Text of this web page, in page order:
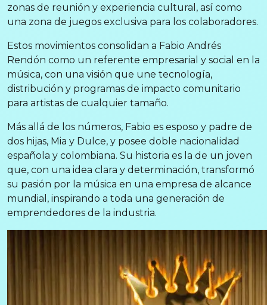
zonas de reunión y experiencia cultural, así como
una zona de juegos exclusiva para los colaboradores.
Estos movimientos consolidan a Fabio Andrés
Rendón como un referente empresarial y social en la
música, con una visión que une tecnología,
distribución y programas de impacto comunitario
para artistas de cualquier tamaño.
Más allá de los números, Fabio es esposo y padre de
dos hijas, Mia y Dulce, y posee doble nacionalidad
española y colombiana. Su historia es la de un joven
que, con una idea clara y determinación, transformó
su pasión por la música en una empresa de alcance
mundial, inspirando a toda una generación de
emprendedores de la industria.